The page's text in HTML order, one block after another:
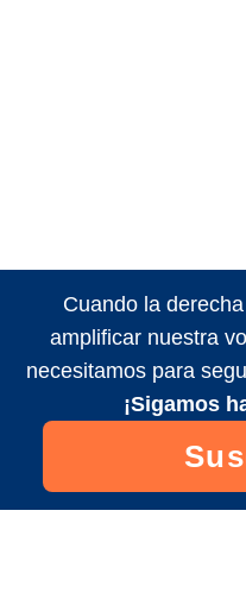
Cuando la
amplificar nuestra
necesitamos para
¡Sigamos